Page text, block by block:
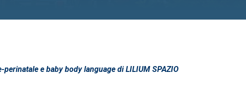
e baby body language di LILIUM SPAZIO